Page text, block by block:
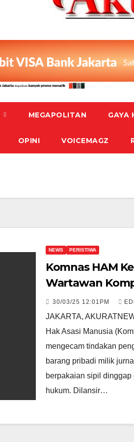
MEGAPOLITAN GAYA
OPINI VOICEMAGZ
NEWS PERISTIWA
Komnas HAM
Wartawan
Digeledah Saat
30/03/25 12:01PM
JAKARTA,
Hak Asasi Manusia
mengecam tindakan
barang pribadi milik
berpakaian sipil
hukum. Dilansir…